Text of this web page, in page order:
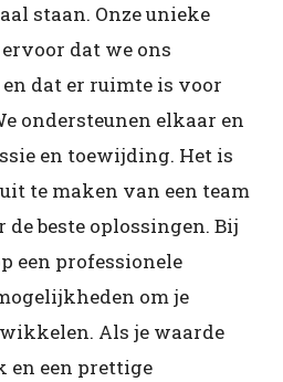
staan. Onze unieke
dat we ons
dat er ruimte is voor
ondersteunen elkaar en
en toewijding. Het is
te maken van een team
beste oplossingen. Bij
een professionele
om je
Als je waarde
en een prettige